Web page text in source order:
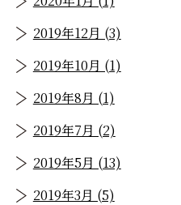
2019年12月 (3)
2019年10月 (1)
2019年8月 (1)
2019年7月 (2)
2019年5月 (13)
2019年3月 (5)